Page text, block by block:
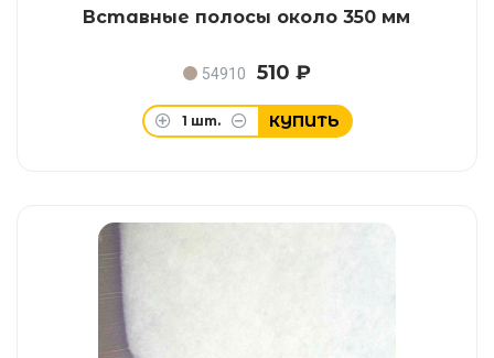
Вставные полосы около 350 мм
54910 510 ₽
1 шт. КУПИТЬ